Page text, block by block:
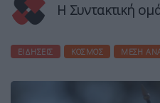
Η Συντακτική
ΕΙΔΉΣΕΙΣ ΚΌΣΜΟΣ ΜΈΣΗ